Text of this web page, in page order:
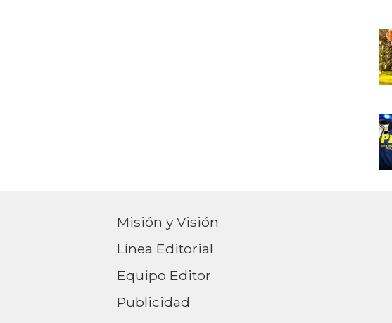
Misión y Visión
Línea Editorial
Equipo Editor
Publicidad